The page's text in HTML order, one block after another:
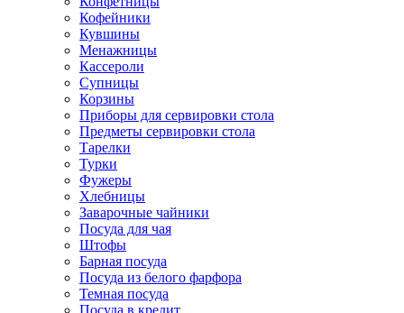
Кофейники
Кувшины
Менажницы
Кассероли
Супницы
Корзины
Приборы для сервировки стола
Предметы сервировки стола
Тарелки
Турки
Фужеры
Хлебницы
Заварочные чайники
Посуда для чая
Штофы
Барная посуда
Посуда из белого фарфора
Темная посуда
Посуда в кредит